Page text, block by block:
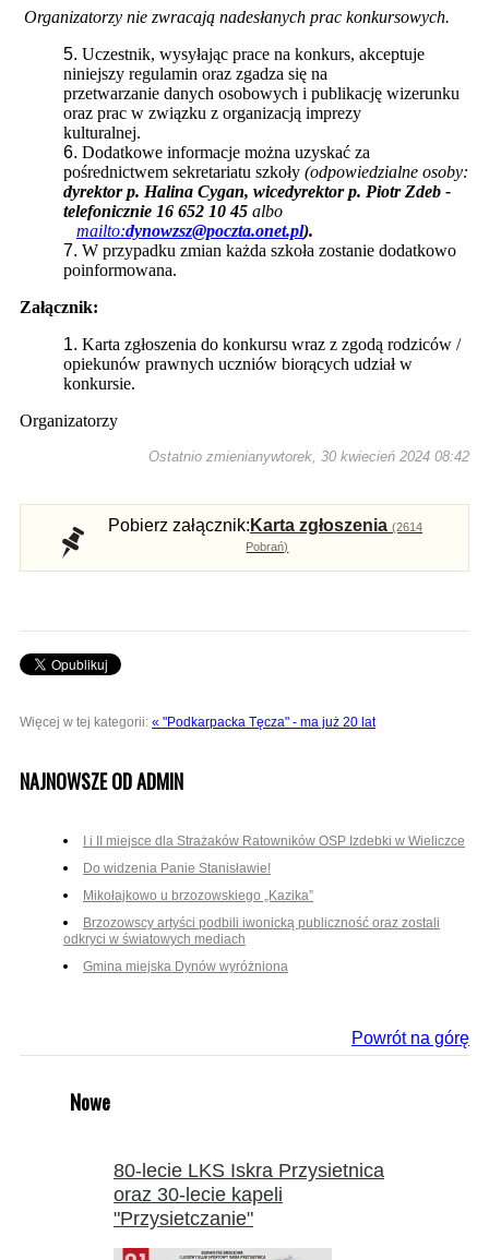
Organizatorzy nie zwracają nadesłanych prac konkursowych.
Uczestnik, wysyłając prace na konkurs, akceptuje
niniejszy regulamin oraz zgadza się na
przetwarzanie danych osobowych i publikację wizerunku
oraz prac w związku z organizacją imprezy
kulturalnej.
Dodatkowe informacje można uzyskać za
pośrednictwem sekretariatu szkoły (odpowiedzialne osoby:
dyrektor p. Halina Cygan, wicedyrektor p. Piotr Zdeb -
telefonicznie 16 652 10 45 albo
mailto:dynowzsz@poczta.onet.pl).
W przypadku zmian każda szkoła zostanie dodatkowo
poinformowana.
Załącznik:
Karta zgłoszenia do konkursu wraz z zgodą rodziców /
opiekunów prawnych uczniów biorących udział w
konkursie.
Organizatorzy
Ostatnio zmienianywtorek, 30 kwiecień 2024 08:42
Pobierz załącznik: Karta zgłoszenia (2614
Pobrań)
Więcej w tej kategorii: « "Podkarpacka Tęcza" - ma już 20 lat
NAJNOWSZE OD ADMIN
I i II miejsce dla Strażaków Ratowników OSP Izdebki w Wieliczce
Do widzenia Panie Stanisławie!
Mikołajkowo u brzozowskiego „Kazika”
Brzozowscy artyści podbili iwonicką publiczność oraz zostali
odkryci w światowych mediach
Gmina miejska Dynów wyróżniona
Powrót na górę
Nowe
80-lecie LKS Iskra Przysietnica
oraz 30-lecie kapeli
"Przysietczanie"